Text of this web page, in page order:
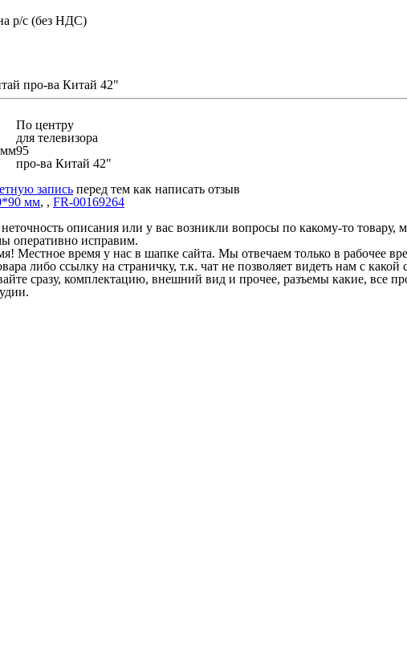
р/с (без НДС)
про-ва Китай 42"
По центру
для телевизора
мм95
про-ва Китай 42"
запись перед тем как написать отзыв
мм, , FR-00169264
описания или у вас возникли вопросы по какому-то товару,
оперативно исправим.
Местное время у нас в шапке сайта. Мы отвечаем только в рабочее
либо ссылку на страничку, т.к. чат не позволяет видеть нам с
сразу, комплектацию, внешний вид и прочее, разъемы какие, все